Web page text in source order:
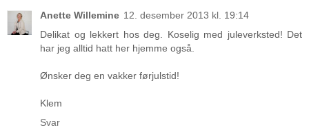
Anette Willemine 12. desember 2013 kl. 19:14
Delikat og lekkert hos deg. Koselig med juleverksted! Det
har jeg alltid hatt her hjemme også.
Ønsker deg en vakker førjulstid!
Klem
Svar